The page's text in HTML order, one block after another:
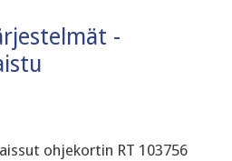
-
ohjekortin RT 103756